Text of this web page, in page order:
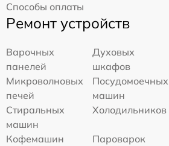
Способы оплаты
Ремонт устройств
Варочных
панелей
Духовых
шкафов
Микроволновых
печей
Посудомоечных
машин
Стиральных
машин
Холодильников
Кофемашин
Пароварок